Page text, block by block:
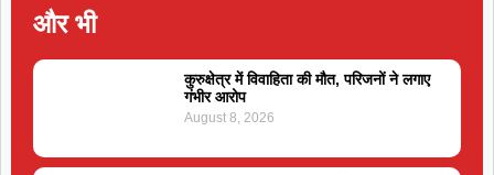
और भी
कुरुक्षेत्र में विवाहिता की मौत, परिजनों ने लगाए
गंभीर आरोप
August 8, 2026